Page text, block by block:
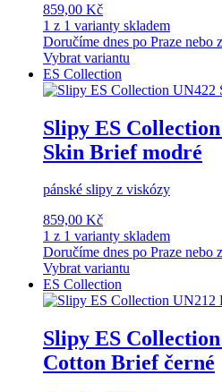
859,00 Kč
1 z 1 varianty skladem
Doručíme dnes po Praze nebo
Vybrat variantu
ES Collection
Slipy ES
Skin Brief modré
pánské slipy z viskózy
859,00 Kč
1 z 1 varianty skladem
Doručíme dnes po Praze nebo
Vybrat variantu
ES Collection
Slipy ES
Cotton Brief černé